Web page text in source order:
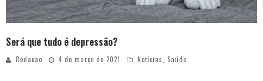
Será que tudo é depressão?
Redacao 4 de março de 2021 Notícias Saúde